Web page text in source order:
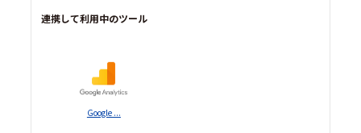
連携して利用中のツール
Google ...